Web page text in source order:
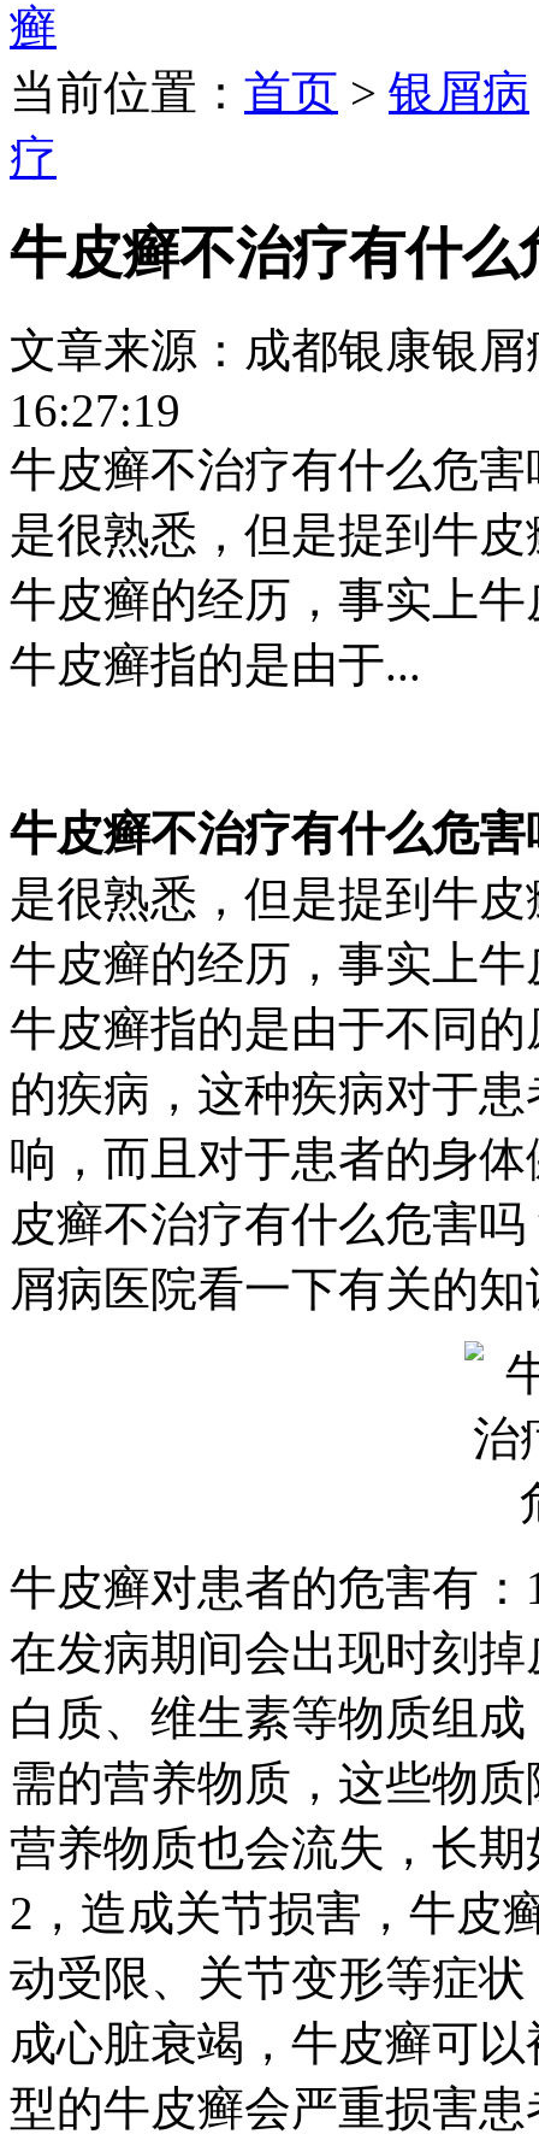
癣
当前位置： 首页 > 银屑病
疗
牛皮癣不治疗有什么
文章来源：成都银康银
16:27:19
牛皮癣不治疗有什么危
是很熟悉，但是提到牛
牛皮癣的经历，事实上
牛皮癣指的是由于...
牛皮癣不治疗有什么危害
是很熟悉，但是提到牛
牛皮癣的经历，事实上
牛皮癣指的是由于不同
的疾病，这种疾病对于
响，而且对于患者的身
皮癣不治疗有什么危害
屑病医院看一下有关的知
牛皮癣对患者的危害有
在发病期间会出现时刻
白质、维生素等物质组
需的营养物质，这些物
营养物质也会流失，长
2，造成关节损害，牛皮
动受限、关节变形等症
成心脏衰竭，牛皮癣可
型的牛皮癣会严重损害